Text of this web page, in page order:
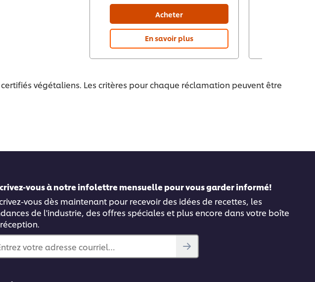
Acheter
En savoir plus
végétaliens. Les critères pour chaque réclamation peuvent être
vous à notre infolettre mensuelle pour vous garder informé!
vous dès maintenant pour recevoir des idées de recettes, les
de l'industrie, des offres spéciales et plus encore dans votre boîte
votre adresse courriel…